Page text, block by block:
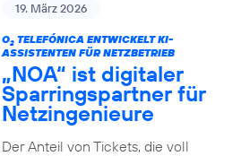
19. März 2026
O2TELEFÓNICA ENTWICKELT KI-
ASSISTENTEN FÜR NETZBETRIEB
„NOA“ ist digitaler
Sparringspartner für
Netzingenieure
Der Anteil von Tickets, die voll